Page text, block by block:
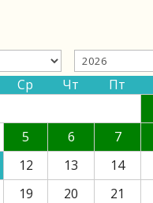
Ср Чт Пт
5 6 7
12 13 14
19 20 21